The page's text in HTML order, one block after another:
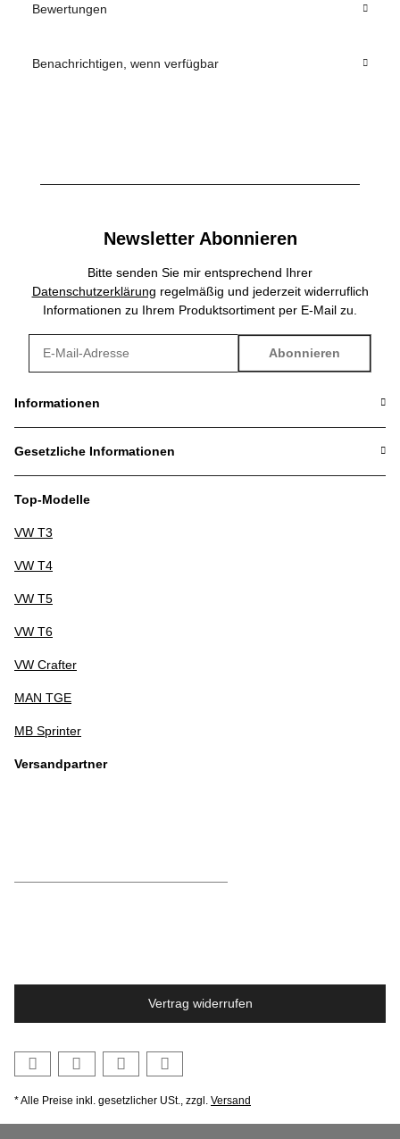
Bewertungen
Benachrichtigen, wenn verfügbar
Newsletter Abonnieren
Bitte senden Sie mir entsprechend Ihrer
Datenschutzerklärung regelmäßig und jederzeit widerruflich
Informationen zu Ihrem Produktsortiment per E-Mail zu.
Abonnieren
Informationen
Gesetzliche Informationen
Top-Modelle
VW T3
VW T4
VW T5
VW T6
VW Crafter
MAN TGE
MB Sprinter
Versandpartner
Vertrag widerrufen
* Alle Preise inkl. gesetzlicher USt., zzgl. Versand